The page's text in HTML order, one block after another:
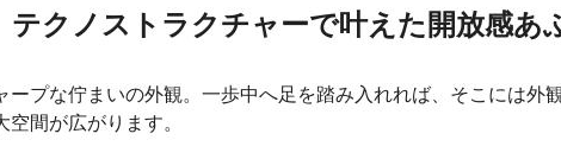
クノストラクチャーで叶えた開放感あ
プな佇まいの外観。一歩中へ足を踏み入れれば、そこには外
間が広がります。